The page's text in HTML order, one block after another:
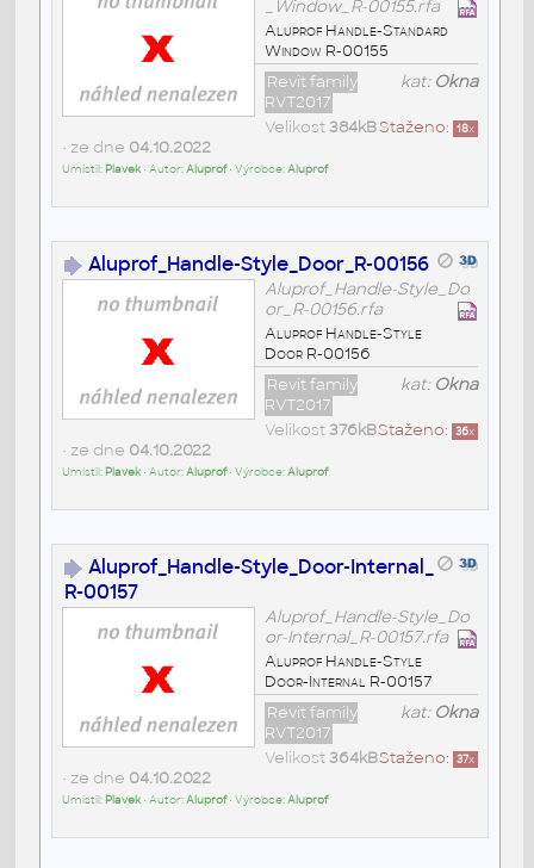
_Window_R-00155.rfa
Aluprof Handle-Standard
Window R-00155
kat: Okna
Revit family
RVT2017
Staženo: 18x
Velikost384kB
• ze dne 04.10.2022
Umístil: Plavek• Autor:Aluprof• Výrobce:Aluprof
Aluprof_Handle-Style_Door_R-00156
Aluprof_Handle-Style_Do
or_R-00156.rfa
Aluprof Handle-Style
Door R-00156
kat: Okna
Revit family
RVT2017
Staženo: 36x
Velikost376kB
• ze dne 04.10.2022
Umístil: Plavek• Autor:Aluprof• Výrobce:Aluprof
Aluprof_Handle-Style_Door-Internal_
R-00157
Aluprof_Handle-Style_Do
or-Internal_R-00157.rfa
Aluprof Handle-Style
Door-Internal R-00157
kat: Okna
Revit family
RVT2017
Staženo: 37x
Velikost364kB
• ze dne 04.10.2022
Umístil: Plavek• Autor:Aluprof• Výrobce:Aluprof